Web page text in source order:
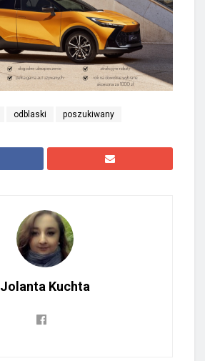
odblaski poszukiwany
Jolanta Kuchta